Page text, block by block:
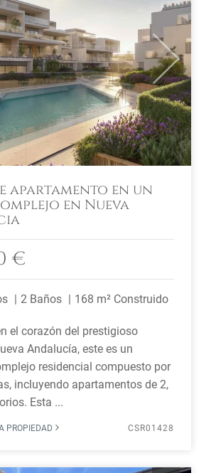
Next
apartamento en un
en Nueva
€
2 Baños 168 m² Construido
el corazón del prestigioso
Andalucía, este es un
residencial compuesto por
incluyendo apartamentos de 2,
Esta ...
PROPIEDAD CSR01428